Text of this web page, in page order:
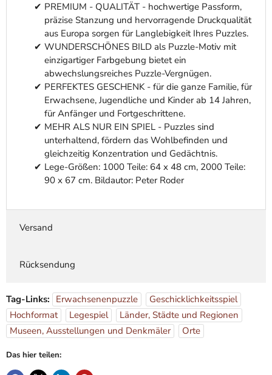
PREMIUM - QUALITÄT - hochwertige Passform,
präzise Stanzung und hervorragende Druckqualität
aus Europa sorgen für Langlebigkeit Ihres Puzzles.
WUNDERSCHÖNES BILD als Puzzle-Motiv mit
einzigartiger Farbgebung bietet ein
abwechslungsreiches Puzzle-Vergnügen.
PERFEKTES GESCHENK - für die ganze Familie, für
Erwachsene, Jugendliche und Kinder ab 14 Jahren,
für Anfänger und Fortgeschrittene.
MEHR ALS NUR EIN SPIEL - Puzzles sind
unterhaltend, fördern das Wohlbefinden und
gleichzeitig Konzentration und Gedächtnis.
Lege-Größen: 1000 Teile: 64 x 48 cm, 2000 Teile:
90 x 67 cm. Bildautor: Peter Roder
Versand
Rücksendung
Tag-Links: Erwachsenenpuzzle
Geschicklichkeitsspiel
Hochformat
Legespiel
Länder, Städte und Regionen
Museen, Ausstellungen und Denkmäler
Orte
Das hier teilen: